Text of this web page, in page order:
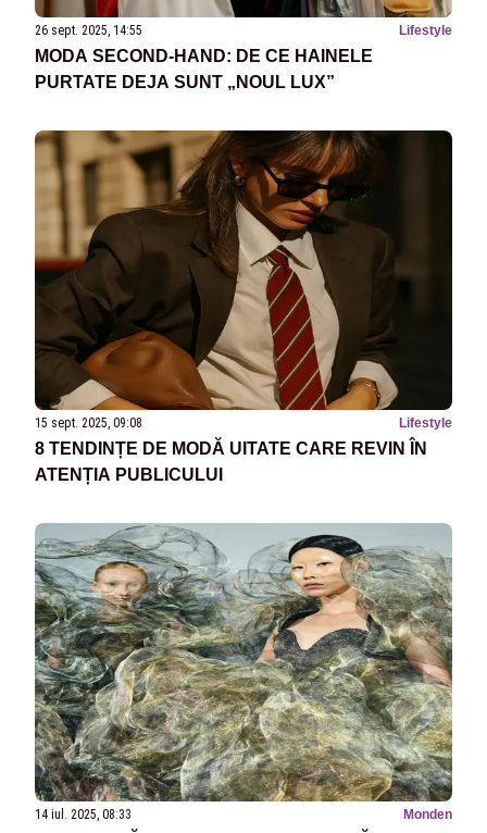
26 sept. 2025, 14:55 Lifestyle
MODA SECOND-HAND: DE CE HAINELE
PURTATE DEJA SUNT „NOUL LUX”
15 sept. 2025, 09:08 Lifestyle
8 TENDINȚE DE MODĂ UITATE CARE REVIN ÎN
ATENȚIA PUBLICULUI
14 iul. 2025, 08:33 Monden